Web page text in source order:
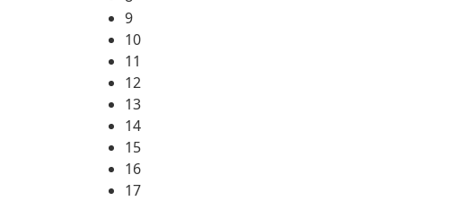
9
10
11
12
13
14
15
16
17